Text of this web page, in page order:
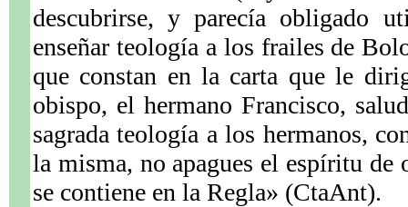
descubrirse, y parecía obligado
enseñar teología a los frailes de
que constan en la carta que le
obispo, el hermano Francisco,
sagrada teología a los hermanos,
la misma, no apagues el espíritu
se contiene en la Regla» (CtaAnt).